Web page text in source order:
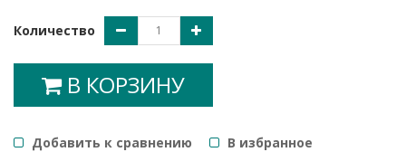
Количество
В КОРЗИНУ
Добавить к сравнению B избранное